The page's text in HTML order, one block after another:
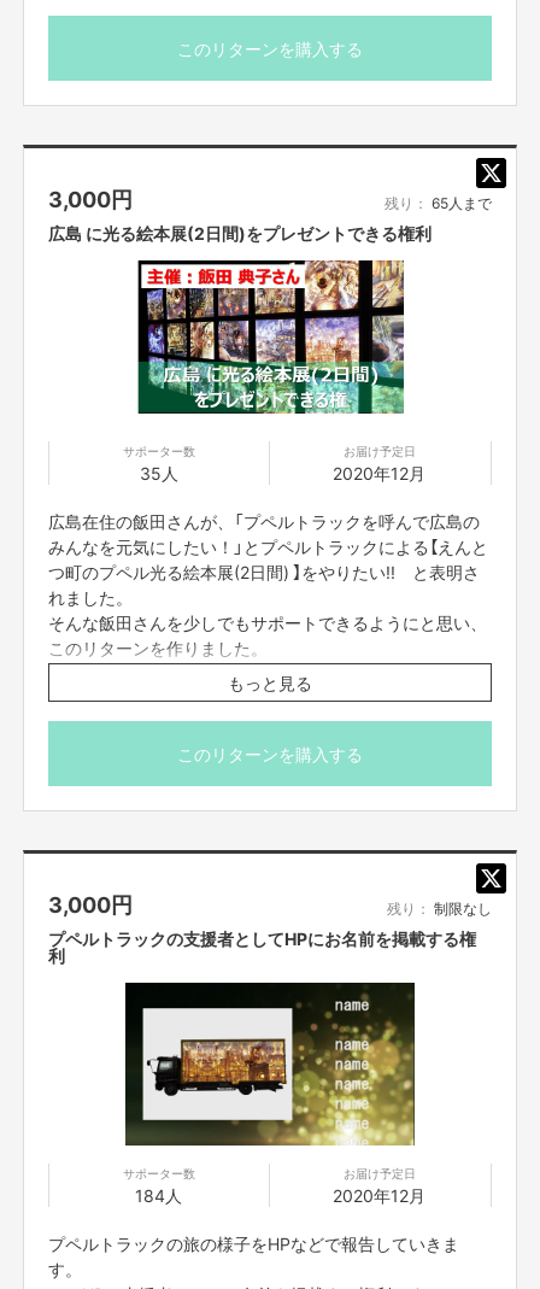
実は会社が好きで愛着もあり、仕事も大好きなので、本当は辞めずにできる
ことはないかと考えていましたが、副業禁止のためやむなく退社することに
やりたいことをやるために、実現に向けて私は覚悟を持って走り出しまし
しました。
プペルバスを見た瞬間に私は思い描きました。
「トラックで個展をお届けできるのでは？トラックならではの可能性もある
のでは？プペルバスとプペルトラックとの共創(走)も魅力的ではないか？ 」
その思いがどんどん膨らみ、日に日に強くなっていったのです。
プペルバスの『みんなの笑顔に会いにいく』というコンセプトに感動共感し
た私は、オンラインサロン入会3日後にはプペルバスを作った山口さんに
「プペルトラックを作りたいです！」とご相談させていただきました。
山口さんはいきなりの申し出に、また既に事業化しているプペルバスに類似
した活動にも関わらず笑って快諾してくださいました。「トラックもあれ
ば、こどもたちの笑顔が増えるじゃないですか！」
プペルトラックを実現したいと思うようになったきっかけは「プペルバス」
「個展にいけない子どもたちの元へこちらから届けにいく」・「バスが行った
だけで子どもたちが喜んでくれる」とても素敵な体験だと思いました。
このリターンを購入する
3,000円 残り： 65人まで
広島 に光る絵本展(2日間)をプレゼントできる権利
サポーター数
35人
お届け予定日
2020年12月
広島在住の飯田さんが、「プペルトラックを呼んで広島の
みんなを元気にしたい！」とプペルトラックによる【えんと
つ町のプペル光る絵本展(2日間) 】をやりたい!! と表明さ
れました。
そんな飯田さんを少しでもサポートできるようにと思い、
このリターンを作りました。
資金が集まらなかった場合、不足分を飯田さんが全額負担
することになりますが、広島に「プペルトラック光る絵本
展(2日間)」はプレゼントされます。
は「2020年12月以降」となります。
※このリターンで集まった支援は、全額『飯田さんが主催す
る開催権利(2日間)購入費用』として飯田さんにお渡しいた
します。
もっと見る
このリターンを購入する
3,000円 残り： 制限なし
プペルトラックの支援者としてHPにお名前を掲載する権
利
サポーター数
184人
お届け予定日
2020年12月
プペルトラックの旅の様子をHPなどで報告していきま
す。